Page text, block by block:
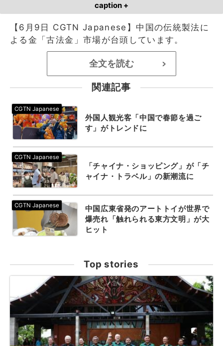
caption +
【6月9日 CGTN Japanese】中国の伝統製法に
よる金「古法金」市場が台頭しています。
全文を読む >
関連記事
外国人観光客「中国で春節を過ご
す」がトレンドに
「チャイナ・ショッピング」が「チ
ャイナ・トラベル」の新潮流に
中国広東省発のアートトイが世界で
爆売れ「触れられる東方文明」が大
ヒット
Top stories